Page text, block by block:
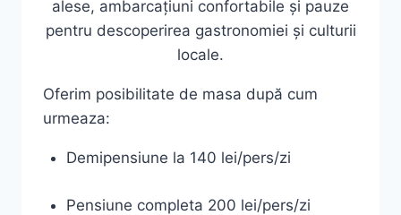
alese, ambarcațiuni confortabile și pauze
pentru descoperirea gastronomiei și culturii
locale.
Oferim posibilitate de masa după cum
urmeaza:
Demipensiune la 140 lei/pers/zi
Pensiune completa 200 lei/pers/zi